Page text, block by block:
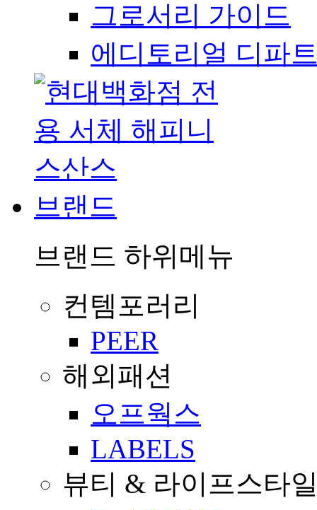
그로서리 가이드
에디토리얼 디파
브랜드
브랜드 하위메뉴
컨템포러리
PEER
해외패션
오프웍스
LABELS
뷰티 & 라이프스타